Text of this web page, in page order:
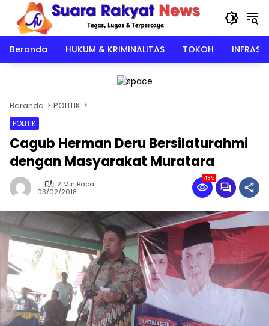
Langsung
konten
Beranda
HUKUM & KRIMINALITAS TOKOH
Beranda POLITIK
POLITIK
Cagub Herman Deru Bersilaturahmi
dengan Masyarakat Muratara
2 Min Baca
03/02/2018
435